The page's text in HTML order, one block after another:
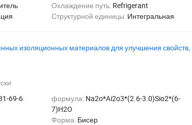
Охлаждение путь: Refrigerant
Структурной единицы: Интегральная
изоляционных материалов для улучшения свойств,
69-6 формула: Na2o*Ai2o3*(2.6-3.0)Sio2*(6-
7)H2O
Форма: Бисер